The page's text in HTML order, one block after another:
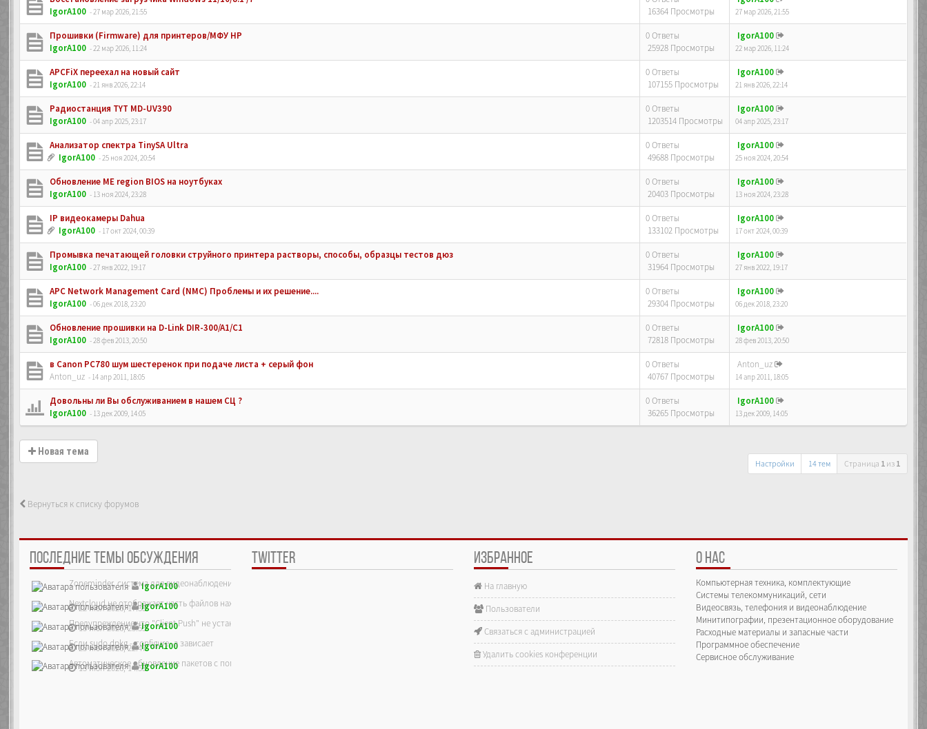
IgorA100 - 27 мар 2026, 21:55
16364 Просмотры
27 мар 2026, 21:55
Прошивки (Firmware) для принтеров/МФУ HP
IgorA100 - 22 мар 2026, 11:24
0 Ответы
25928 Просмотры
IgorA100
22 мар 2026, 11:24
APCFiX переехал на новый сайт
IgorA100 - 21 янв 2026, 22:14
0 Ответы
107155 Просмотры
IgorA100
21 янв 2026, 22:14
Радиостанция TYT MD-UV390
IgorA100 - 04 апр 2025, 23:17
0 Ответы
1203514 Просмотры
IgorA100
04 апр 2025, 23:17
Анализатор спектра TinySA Ultra
IgorA100 - 25 ноя 2024, 20:54
0 Ответы
49688 Просмотры
IgorA100
25 ноя 2024, 20:54
Обновление ME region BIOS на ноутбуках
IgorA100 - 13 ноя 2024, 23:28
0 Ответы
20403 Просмотры
IgorA100
13 ноя 2024, 23:28
IP видеокамеры Dahua
IgorA100 - 17 окт 2024, 00:39
0 Ответы
133102 Просмотры
IgorA100
17 окт 2024, 00:39
Промывка печатающей головки струйного принтера растворы, способы, образцы тестов дюз
IgorA100 - 27 янв 2022, 19:17
0 Ответы
31964 Просмотры
IgorA100
27 янв 2022, 19:17
APC Network Management Card (NMC) Проблемы и их решение....
IgorA100 - 06 дек 2018, 23:20
0 Ответы
29304 Просмотры
IgorA100
06 дек 2018, 23:20
Обновление прошивки на D-Link DIR-300/A1/C1
IgorA100 - 28 фев 2013, 20:50
0 Ответы
72818 Просмотры
IgorA100
28 фев 2013, 20:50
в Canon PC780 шум шестеренок при подаче листа + серый фон
Anton_uz - 14 апр 2011, 18:05
0 Ответы
40767 Просмотры
Anton_uz
14 апр 2011, 18:05
Довольны ли Вы обслуживанием в нашем СЦ ?
IgorA100 - 13 дек 2009, 14:05
0 Ответы
36265 Просмотры
IgorA100
13 дек 2009, 14:05
Новая тема
Настройки 14 тем Страница 1из 1
Вернуться к списку форумов
ПОСЛЕДНИЕ ТЕМЫ ОБСУЖДЕНИЯ
Zoneminder, система для видеонаблюдения
IgorA100
22 июл 2026, 17:38
Nextcloud не отображает часть файлов находящихся на сервере.
IgorA100
13 июл 2026, 23:55
Предупреждение что "Client Push" не установлен, ре...
IgorA100
25 июн 2026, 22:47
Если sudo dpkg --configure -a зависает
IgorA100
13 июн 2026, 14:58
Автоматическое обновление пакетов с помощью unattended-upgra...
IgorA100
TWITTER ИЗБРАННОЕ
На главную
Пользователи
Связаться с администрацией
Удалить cookies конференции
О НАС
Компьютерная техника, комплектующие
Системы телекоммуникаций, сети
Видеосвязь, телефония и видеонаблюдение
Минитипографии, презентационное оборудование
Расходные материалы и запасные части
Программное обеспечение
Сервисное обслуживание